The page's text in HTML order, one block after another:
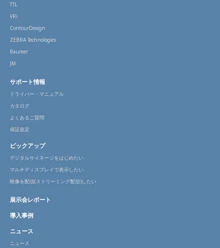
TTL
VRi
ContourDesign
ZEBRA Technologies
Baumer
JM
サポート情報
ドライバー・マニュアル
カタログ
よくあるご質問
保証規定
ピックアップ
デジタルサイネージをはじめたい
マルチディスプレイで表示したい
映像を配信(ストリーミング配信)したい
展示会レポート
導入事例
ニュース
ニュース